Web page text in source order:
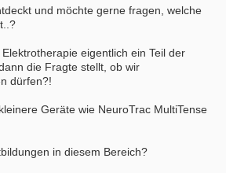
und möchte gerne fragen, welche
eigentlich ein Teil der
die Fragte stellt, ob wir
dürfen?!
Geräte wie NeuroTrac MultiTense
in diesem Bereich?